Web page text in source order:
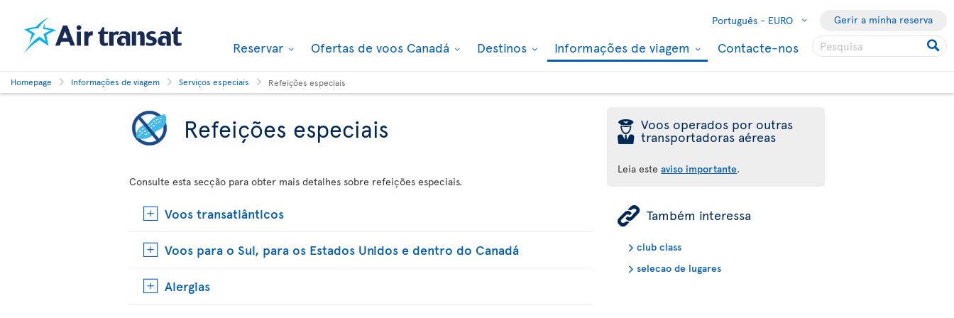
Português - EURO Gerir a minha reserva
Reservar Ofertas de voos Canadá Destinos Informações de viagem Contacte-nos
Homepage Informações de viagem Serviços especiais Refeições especiais
Refeições especiais
Consulte esta secção para obter mais detalhes sobre refeições especiais.
Voos transatlânticos
Voos para o Sul, para os Estados Unidos e dentro do Canadá
Alergias
þ Voos operados por outras
transportadoras aéreas
Leia esteaviso importante.
ÿ Também interessa
club class
selecao de lugares